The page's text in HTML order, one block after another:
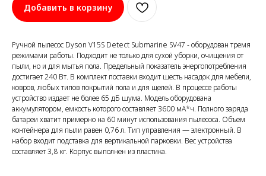
Добавить в корзину
Ручной пылесос Dyson V15S Detect Submarine SV47 - оборудован тремя
режимами работы. Подходит не только для сухой уборки, очищения от
пыли, но и для мытья пола. Предельный показатель энергопотребления
достигает 240 Вт. В комплект поставки входит шесть насадок для мебели,
ковров, любых типов покрытий пола и для щелей. В процессе работы
устройство издает не более 65 дБ шума. Модель оборудована
аккумулятором, емкость которого составляет 3600 мА*ч. Полного заряда
батареи хватит примерно на 60 минут использования пылесоса. Объем
контейнера для пыли равен 0,76 л. Тип управления — электронный. В
набор входит подставка для вертикальной парковки. Вес устройства
составляет 3,8 кг. Корпус выполнен из пластика.